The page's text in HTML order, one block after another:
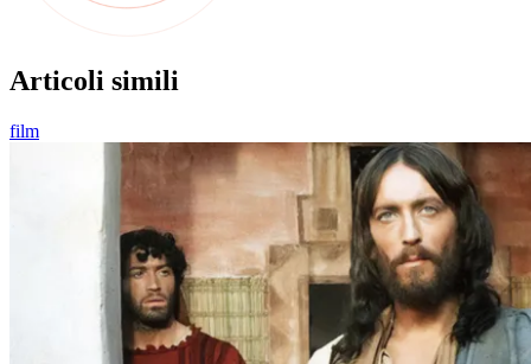
Articoli simili
film